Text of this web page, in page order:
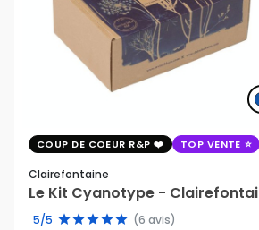
COUP DE COEUR R&P TOP VENTE
Clairefontaine
Le Kit Cyanotype -
5/5 (6 avis)